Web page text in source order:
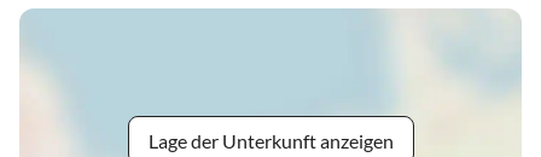
Lage der Unterkunft anzeigen